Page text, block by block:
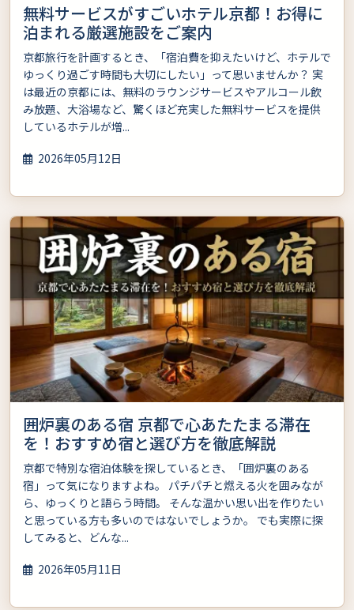
無料サービスがすごいホテル京都！お得に
泊まれる厳選施設をご案内
京都旅行を計画するとき、「宿泊費を抑えたいけど、ホテルで
ゆっくり過ごす時間も大切にしたい」って思いませんか？ 実
は最近の京都には、無料のラウンジサービスやアルコール飲
み放題、大浴場など、驚くほど充実した無料サービスを提供
しているホテルが増...
2026年05月12日
囲炉裏のある宿 京都で心あたたまる滞在
を！おすすめ宿と選び方を徹底解説
京都で特別な宿泊体験を探しているとき、「囲炉裏のある
宿」って気になりますよね。 パチパチと燃える火を囲みなが
ら、ゆっくりと語らう時間。 そんな温かい思い出を作りたい
と思っている方も多いのではないでしょうか。 でも実際に探
してみると、どんな...
2026年05月11日